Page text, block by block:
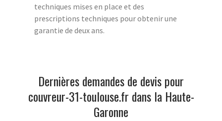
techniques mises en place et des
prescriptions techniques pour obtenir une
garantie de deux ans.
Dernières demandes de devis pour
couvreur-31-toulouse.fr dans la Haute-
Garonne